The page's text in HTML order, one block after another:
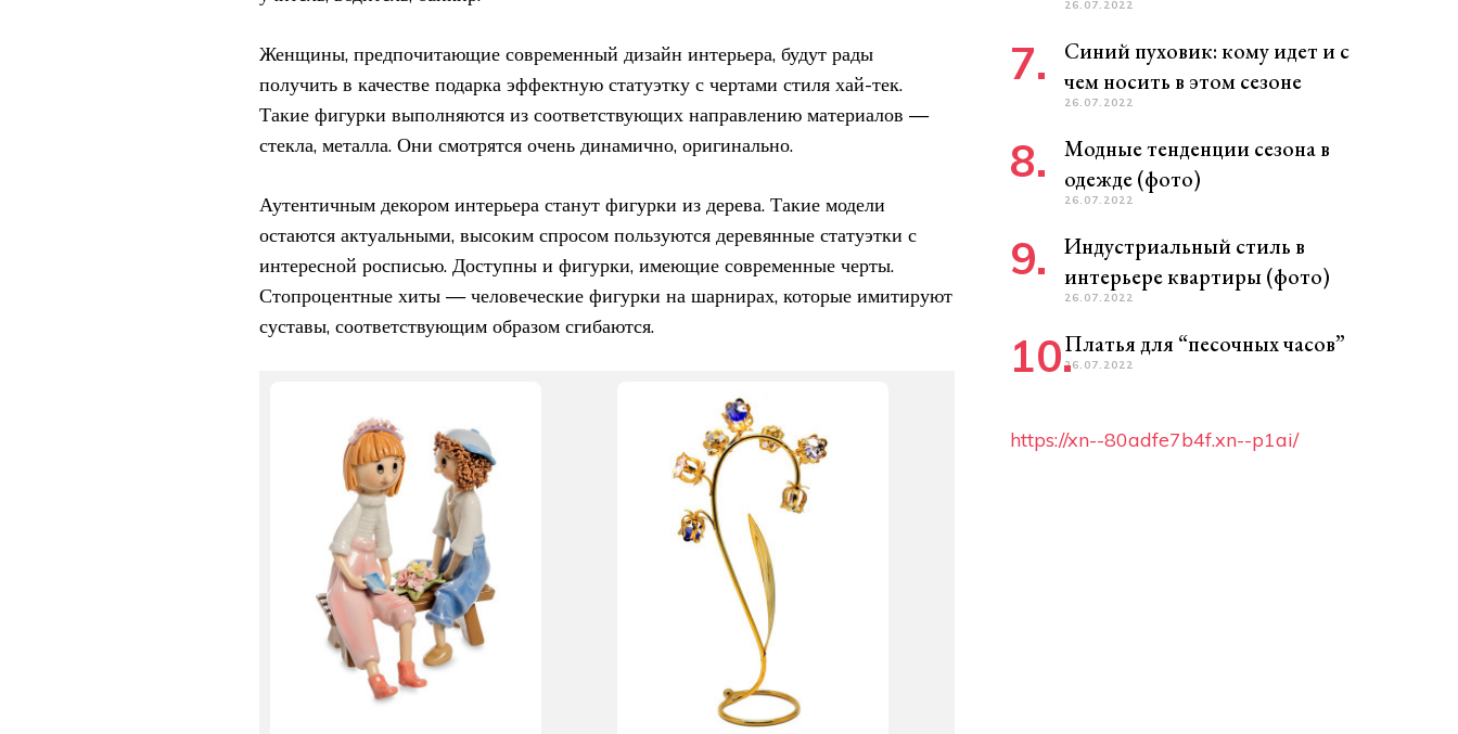
Женщины, предпочитающие современный дизайн интерьера, будут рады
получить в качестве подарка эффектную статуэтку с чертами стиля хай-тек.
Такие фигурки выполняются из соответствующих направлению материалов —
стекла, металла. Они смотрятся очень динамично, оригинально.
Аутентичным декором интерьера станут фигурки из дерева. Такие модели
остаются актуальными, высоким спросом пользуются деревянные статуэтки с
интересной росписью. Доступны и фигурки, имеющие современные черты.
Стопроцентные хиты — человеческие фигурки на шарнирах, которые имитируют
суставы, соответствующим образом сгибаются.
26.07.2022
Синий пуховик: кому идет и с
чем носить в этом сезоне
26.07.2022
Модные тенденции сезона в
одежде (фото)
26.07.2022
Индустриальный стиль в
интерьере квартиры (фото)
26.07.2022
Платья для “песочных часов”
26.07.2022
https://xn--80adfe7b4f.xn--p1ai/